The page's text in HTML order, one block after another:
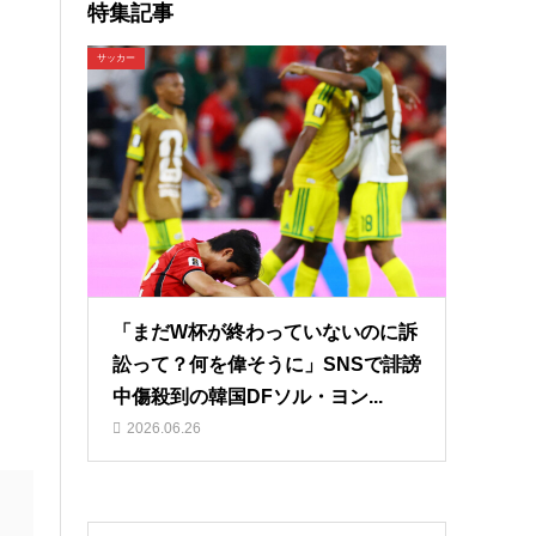
特集記事
サッカー
「まだW杯が終わっていないのに訴
訟って？何を偉そうに」SNSで誹謗
中傷殺到の韓国DFソル・ヨン...
2026.06.26